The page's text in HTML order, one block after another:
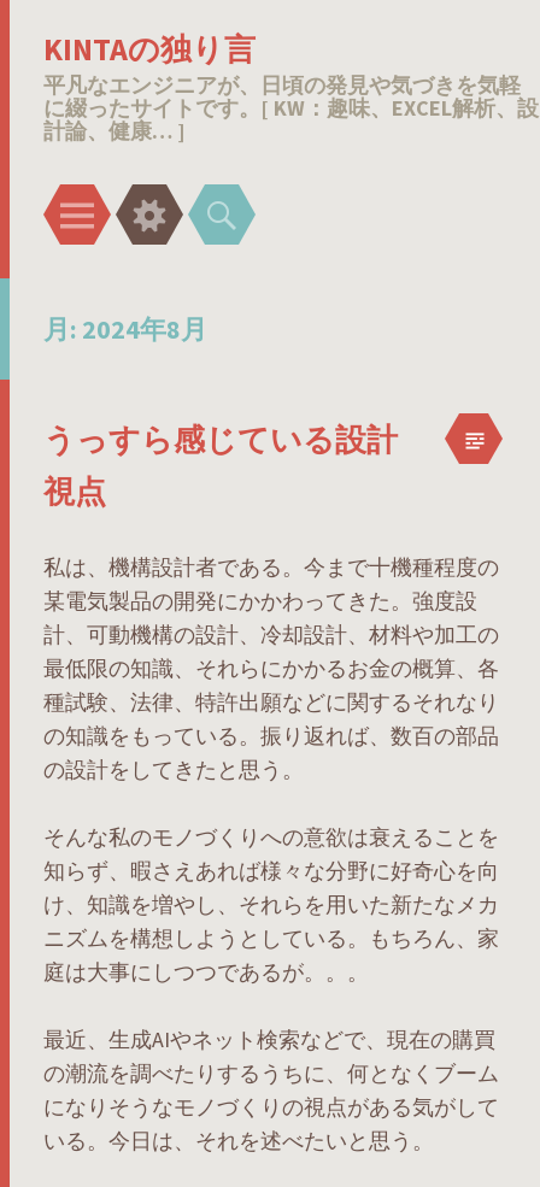
KINTAの独り言
平凡なエンジニアが、日頃の発見や気づきを気軽
に綴ったサイトです。[ KW：趣味、EXCEL解析、設
計論、健康… ]
メ
ニ
ウ
ィ
ッ
検
索
月: 2024年8月
うっすら感じている設計
視点
私は、機構設計者である。今まで十機種程度の
某電気製品の開発にかかわってきた。強度設
計、可動機構の設計、冷却設計、材料や加工の
最低限の知識、それらにかかるお金の概算、各
種試験、法律、特許出願などに関するそれなり
の知識をもっている。振り返れば、数百の部品
の設計をしてきたと思う。
そんな私のモノづくりへの意欲は衰えることを
知らず、暇さえあれば様々な分野に好奇心を向
け、知識を増やし、それらを用いた新たなメカ
ニズムを構想しようとしている。もちろん、家
庭は大事にしつつであるが。。。
最近、生成AIやネット検索などで、現在の購買
の潮流を調べたりするうちに、何となくブーム
になりそうなモノづくりの視点がある気がして
いる。今日は、それを述べたいと思う。